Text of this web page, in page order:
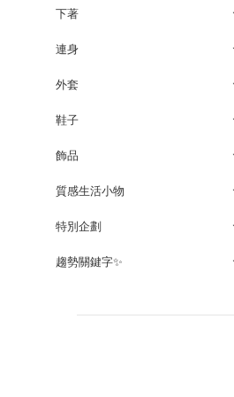
下著
連身
外套
鞋子
飾品
質感生活小物
特別企劃
趨勢關鍵字✨